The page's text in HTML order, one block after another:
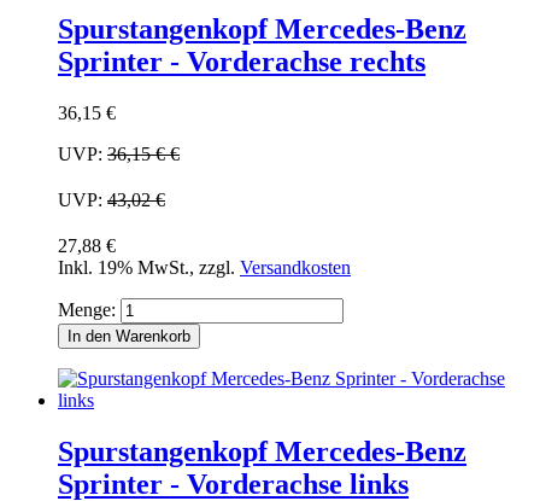
Spurstangenkopf Mercedes-Benz
Sprinter - Vorderachse rechts
36,15 €
UVP: 36,15 €€
UVP: 43,02 €
27,88 €
Inkl. 19% MwSt., zzgl. Versandkosten
Menge:
In den Warenkorb
Spurstangenkopf Mercedes-Benz
Sprinter - Vorderachse links